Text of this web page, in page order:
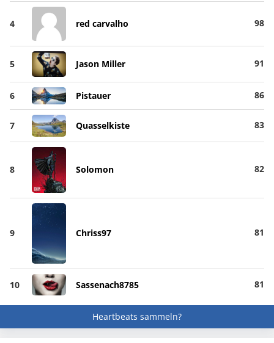
4 red carvalho 98
5 Jason Miller 91
6 Pistauer 86
7 Quasselkiste 83
8 Solomon 82
9 Chriss97 81
10 Sassenach8785 81
Heartbeats sammeln?